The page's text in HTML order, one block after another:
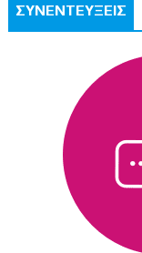
ΣΥΝΕΝΤΕΥΞΕΙΣ